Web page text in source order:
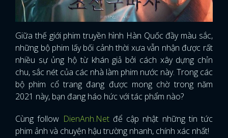
Giữa thế giới phim truyền hình Hàn Quốc đầy màu sắc,
những bộ phim lấy bối cảnh thời xưa vẫn nhận được rất
nhiều sự ủng hộ từ khán giả bởi cách xây dựng chỉn
chu, sắc nét của các nhà làm phim nước này. Trong các
bộ phim cổ trang đang được mong chờ trong năm
2021 này, bạn đang háo hức với tác phẩm nào?
Cùng follow DienAnh.Netđể cập nhật những tin tức
phim ảnh và chuyện hậu trường nhanh, chính xác nhất!